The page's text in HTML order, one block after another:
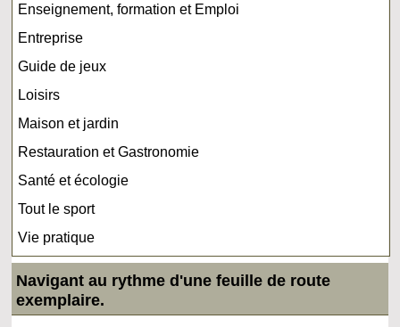
Enseignement, formation et Emploi
Entreprise
Guide de jeux
Loisirs
Maison et jardin
Restauration et Gastronomie
Santé et écologie
Tout le sport
Vie pratique
Navigant au rythme d'une feuille de route
exemplaire.